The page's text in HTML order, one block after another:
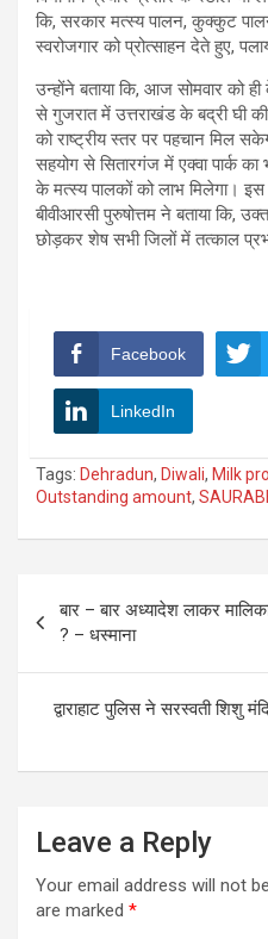
कि, सरकार मत्स्य पालन, कुक्कुट
स्वरोजगार को प्रोत्साहन देते हुए,
उन्होंने बताया कि, आज सोमवार को
से गुजरात में उत्तराखंड के बद्री घी
को राष्ट्रीय स्तर पर पहचान मिल
सहयोग से सितारगंज में एक्वा पार्क का
के मत्स्य पालकों को लाभ मिलेगा। इस
बीवीआरसी पुरुषोत्तम ने बताया कि,
छोड़कर शेष सभी जिलों में तत्काल
Facebook
LinkedIn
Tags: Dehradun, Diwali, Milk
Outstanding amount,
navigation
बार – बार अध्यादेश लाकर
? – धस्माना
द्वाराहाट पुलिस ने सरस्वती शिशु
Leave a Reply
Your email address will not
are marked *